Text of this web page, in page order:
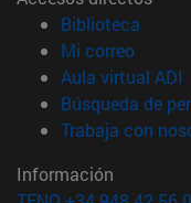
Biblioteca
Mi correo(abre
Aula virtual ADI
Búsqueda de
Trabaja con
Información